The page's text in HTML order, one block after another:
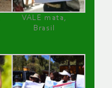
VALE mata,
Brasil